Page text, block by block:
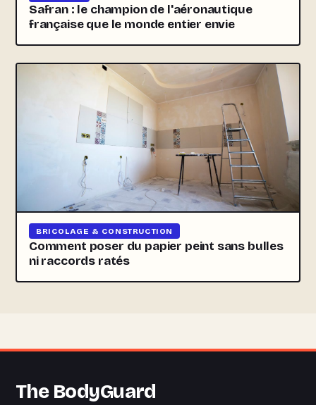
Safran : le champion de l'aéronautique
française que le monde entier envie
BRICOLAGE & CONSTRUCTION
Comment poser du papier peint sans bulles
ni raccords ratés
The BodyGuard